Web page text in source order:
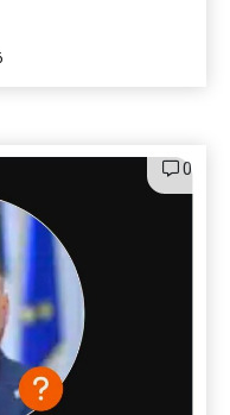
0